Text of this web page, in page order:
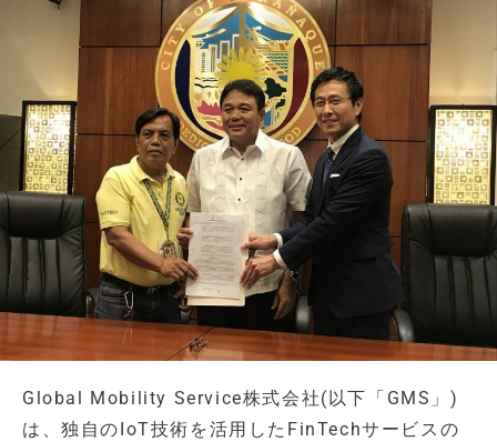
Global Mobility Service株式会社(以下「GMS」)
は、独自のIoT技術を活用したFinTechサービスの